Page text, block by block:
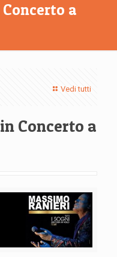
a
Vedi tutti
Concerto a